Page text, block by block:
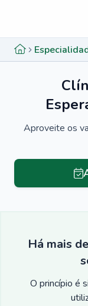
Aproveite os
Há mais
O princípio é